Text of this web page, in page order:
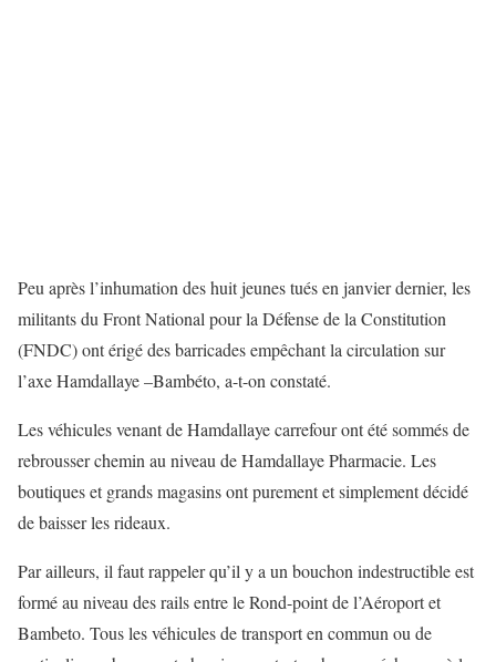
Peu après l’inhumation des huit jeunes tués en janvier dernier, les
militants du Front National pour la Défense de la Constitution
(FNDC) ont érigé des barricades empêchant la circulation sur
l’axe Hamdallaye –Bambéto, a-t-on constaté.
Les véhicules venant de Hamdallaye carrefour ont été sommés de
rebrousser chemin au niveau de Hamdallaye Pharmacie. Les
boutiques et grands magasins ont purement et simplement décidé
de baisser les rideaux.
Par ailleurs, il faut rappeler qu’il y a un bouchon indestructible est
formé au niveau des rails entre le Rond-point de l’Aéroport et
Bambeto. Tous les véhicules de transport en commun ou de